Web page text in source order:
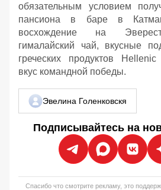
обязательным условием
пансиона в баре в
восхождение на
гималайский чай, вкусные
греческих продуктов
вкус командной победы.
Эвелина Голенковскя
Подписывайтесь на
Спасибо что смотрите рекламу, это